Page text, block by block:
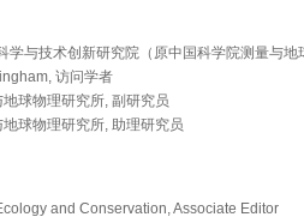
学与技术创新研究院（原中国科学院测量与地
访问学者
球物理研究所, 副研究员
球物理研究所, 助理研究员
and Conservation, Associate Editor